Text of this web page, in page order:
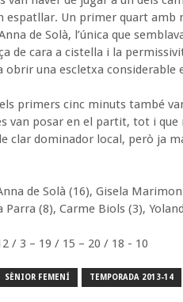
espatllar. Un primer quart
de Solà, l’única que
de cara a cistella i la
obrir una escletxa considerable
primers cinc minuts també
van posar en el partit, tot i que
clar dominador local, però ja
de Solà (16), Gisela
Parra (8), Carme Biols (3),
/ 3 – 19 / 15 – 20 / 18 - 10
SÈNIOR FEMENÍ TEMPORADA 2013-14